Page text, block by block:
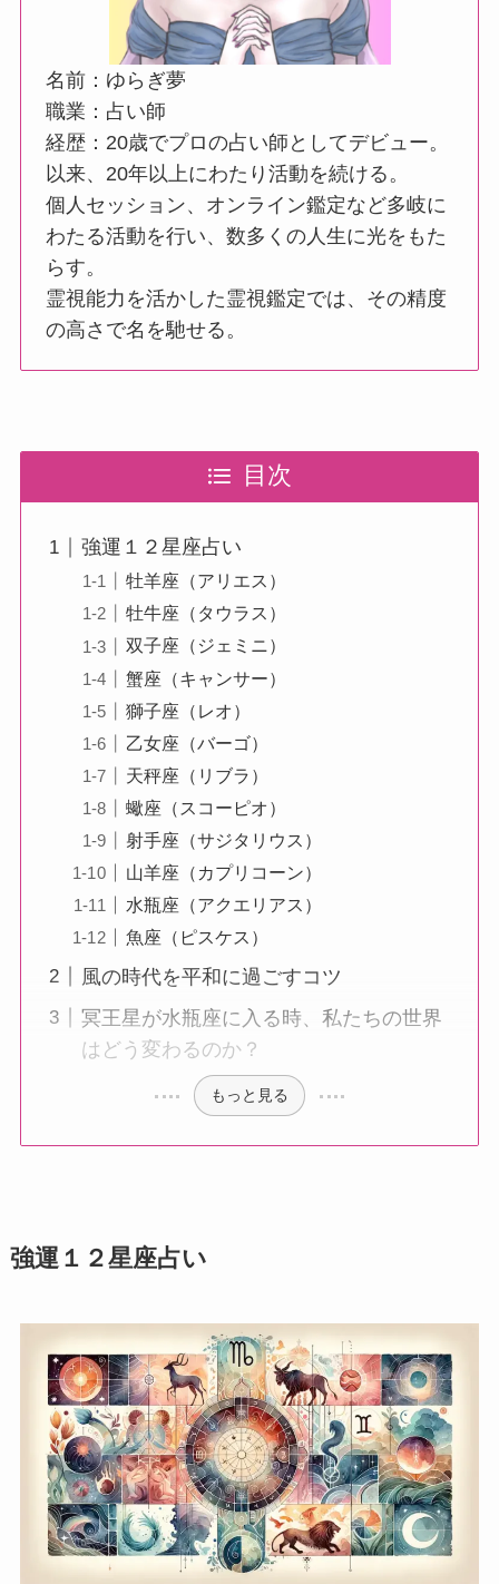
名前：ゆらぎ夢
職業：占い師
経歴：20歳でプロの占い師としてデビュー。
以来、20年以上にわたり活動を続ける。
個人セッション、オンライン鑑定など多岐に
わたる活動を行い、数多くの人生に光をもた
らす。
霊視能力を活かした霊視鑑定では、その精度
の高さで名を馳せる。
目次
強運１２星座占い
牡羊座（アリエス）
牡牛座（タウラス）
双子座（ジェミニ）
蟹座（キャンサー）
獅子座（レオ）
乙女座（バーゴ）
天秤座（リブラ）
蠍座（スコーピオ）
射手座（サジタリウス）
山羊座（カプリコーン）
水瓶座（アクエリアス）
魚座（ピスケス）
風の時代を平和に過ごすコツ
冥王星が水瓶座に入る時、私たちの世界
はどう変わるのか？
もっと見る
強運１２星座占い